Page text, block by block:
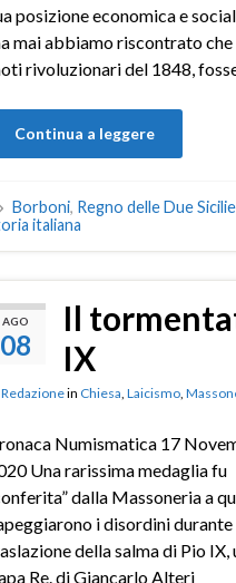
posizione economica e
mai abbiamo riscontrato che
rivoluzionari del 1848,
Continua a leggere
Borboni, Regno delle Due Sicilie
italiana
AGO
08
Il
IX
Redazionein Chiesa Laicismo,
Numismatica 17
Una rarissima medaglia fu
dalla Massoneria a
i disordini durante
della salma di Pio IX,
Re. di Giancarlo Alteri